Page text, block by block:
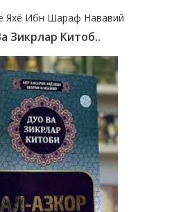
Яхё Ибн Шараф Нававий
Зикрлар Китоб..